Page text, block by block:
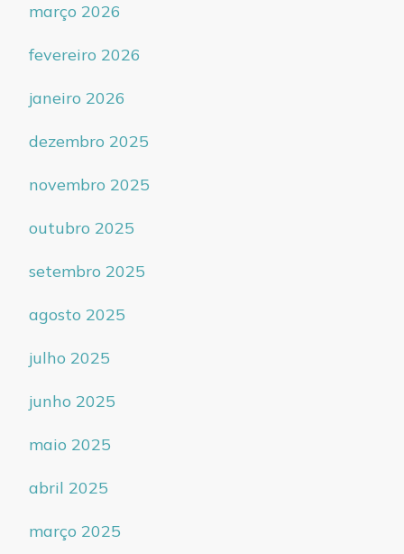
março 2026
fevereiro 2026
janeiro 2026
dezembro 2025
novembro 2025
outubro 2025
setembro 2025
agosto 2025
julho 2025
junho 2025
maio 2025
abril 2025
março 2025